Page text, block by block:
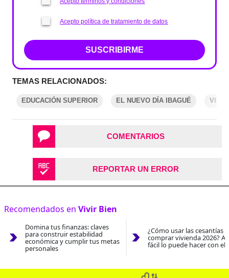
Acepto política de tratamiento de datos
SUSCRIBIRME
TEMAS RELACIONADOS:
EDUCACIÓN SUPERIOR EL NUEVO DÍA IBAGUÉ VIVIR
COMENTARIOS
REPORTAR UN ERROR
Recomendados en Vivir Bien
Domina tus finanzas: claves
para construir estabilidad
económica y cumplir tus metas
personales
¿Cómo usar las cesantías
comprar vivienda 2026?
fácil lo puede hacer con el